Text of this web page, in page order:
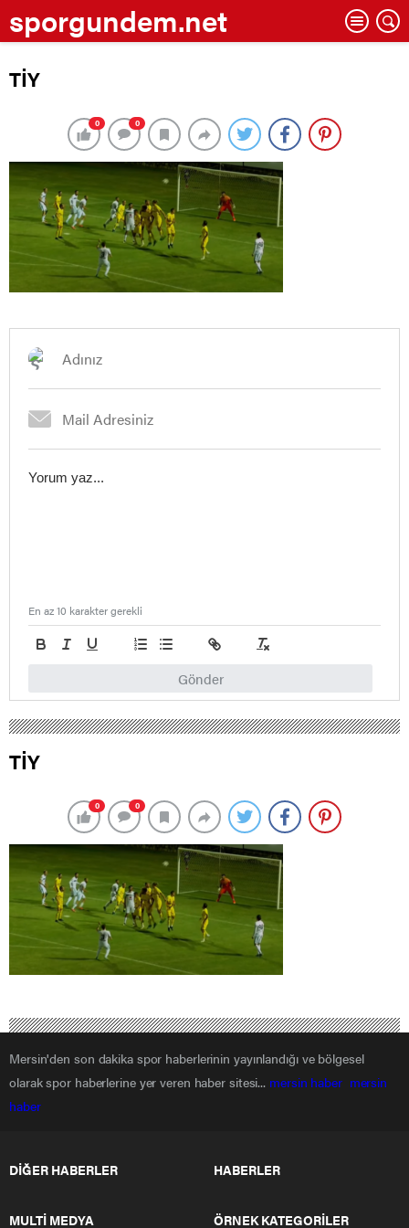
sporgundem.net
TİY
0 0
Gönder
En az 10 karakter gerekli
TİY
0 0
Mersin'den son dakika spor haberlerinin yayınlandığı ve bölgesel
olarak spor haberlerine yer veren haber sitesi... mersin haber mersin
haber
DİĞER HABERLER HABERLER
MULTİ MEDYA ÖRNEK KATEGORİLER